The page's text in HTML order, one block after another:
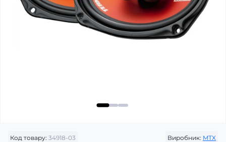
Код товару: 34918-03 Виробник: MTX